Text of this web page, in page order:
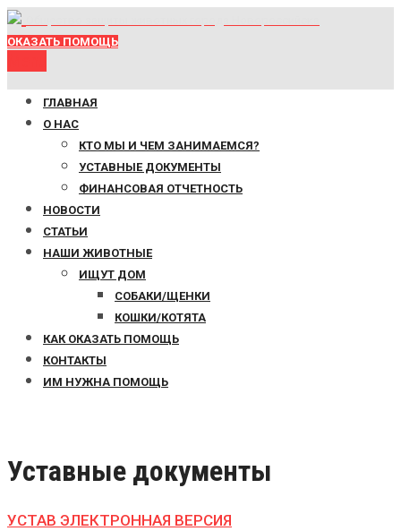
ОКАЗАТЬ ПОМОЩЬ
ГЛАВНАЯ
О НАС
КТО МЫ И ЧЕМ ЗАНИМАЕМСЯ?
УСТАВНЫЕ ДОКУМЕНТЫ
ФИНАНСОВАЯ ОТЧЕТНОСТЬ
НОВОСТИ
СТАТЬИ
НАШИ ЖИВОТНЫЕ
ИЩУТ ДОМ
СОБАКИ/ЩЕНКИ
КОШКИ/КОТЯТА
КАК ОКАЗАТЬ ПОМОЩЬ
КОНТАКТЫ
ИМ НУЖНА ПОМОЩЬ
Уставные документы
УСТАВ ЭЛЕКТРОННАЯ ВЕРСИЯ